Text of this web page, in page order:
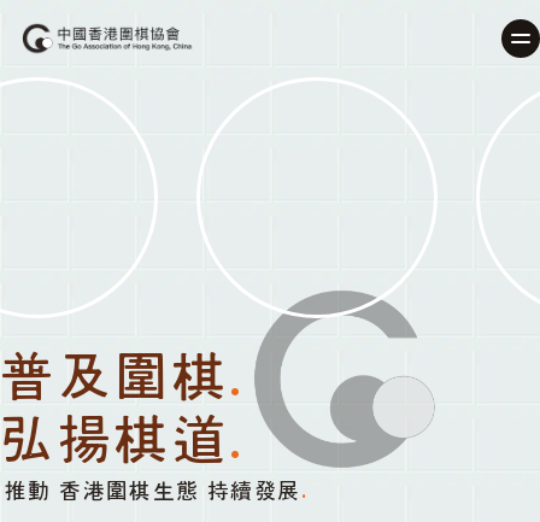
普及圍棋.
弘揚棋道.
推動 香港圍棋生態 持續發展 .